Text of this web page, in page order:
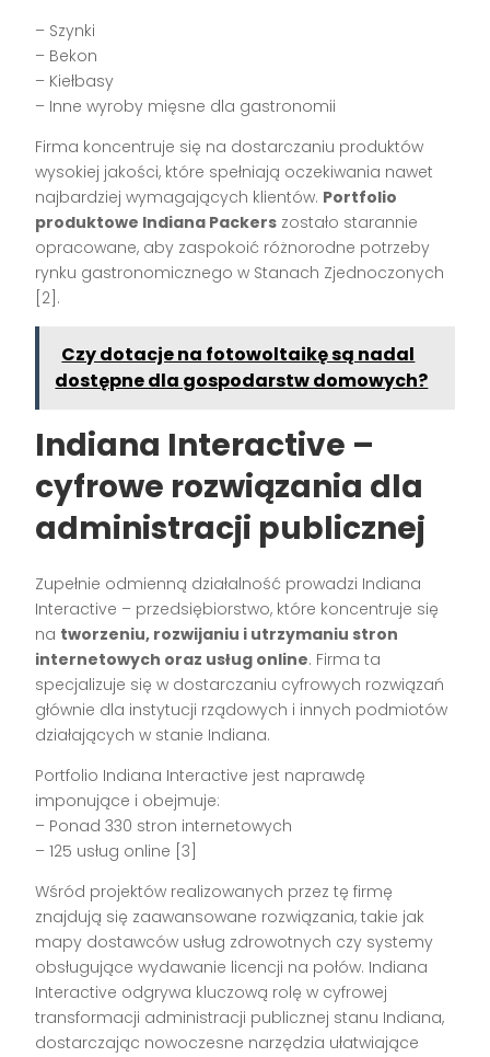
– Szynki
– Bekon
– Kiełbasy
– Inne wyroby mięsne dla gastronomii
Firma koncentruje się na dostarczaniu produktów
wysokiej jakości, które spełniają oczekiwania nawet
najbardziej wymagających klientów. Portfolio
produktowe Indiana Packers zostało starannie
opracowane, aby zaspokoić różnorodne potrzeby
rynku gastronomicznego w Stanach Zjednoczonych
[2].
Czy dotacje na fotowoltaikę są nadal
dostępne dla gospodarstw domowych?
Indiana Interactive –
cyfrowe rozwiązania dla
administracji publicznej
Zupełnie odmienną działalność prowadzi Indiana
Interactive – przedsiębiorstwo, które koncentruje się
na tworzeniu, rozwijaniu i utrzymaniu stron
internetowych oraz usług online. Firma ta
specjalizuje się w dostarczaniu cyfrowych rozwiązań
głównie dla instytucji rządowych i innych podmiotów
działających w stanie Indiana.
Portfolio Indiana Interactive jest naprawdę
imponujące i obejmuje:
– Ponad 330 stron internetowych
– 125 usług online [3]
Wśród projektów realizowanych przez tę firmę
znajdują się zaawansowane rozwiązania, takie jak
mapy dostawców usług zdrowotnych czy systemy
obsługujące wydawanie licencji na połów. Indiana
Interactive odgrywa kluczową rolę w cyfrowej
transformacji administracji publicznej stanu Indiana,
dostarczając nowoczesne narzędzia ułatwiające